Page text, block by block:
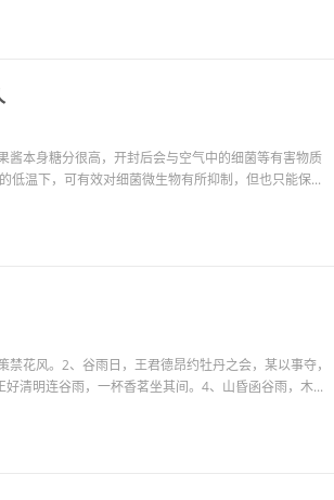
酱本身糖分很高，开封后会与空气中的细菌等有害物质
低温下，可有效对细菌微生物有所抑制，但也只能保...
花风。2、谷雨日，王君德昂约牡丹之会，某以事夺，
清明连谷雨，一杯香茗坐其间。4、山昏函谷雨，木...